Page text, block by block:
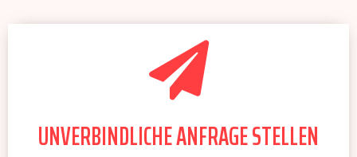
UNVERBINDLICHE ANFRAGE STELLEN